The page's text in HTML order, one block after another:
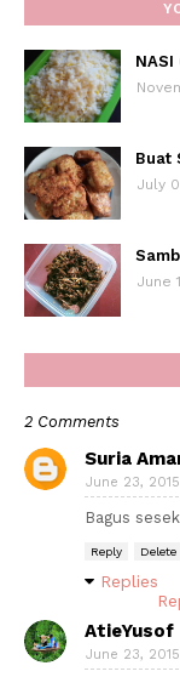
NASI
Buat
July
June
2 Comments
Suria
June 23, 2015
Bagus
Reply Delete
Replies
AtieYusof
June 23,